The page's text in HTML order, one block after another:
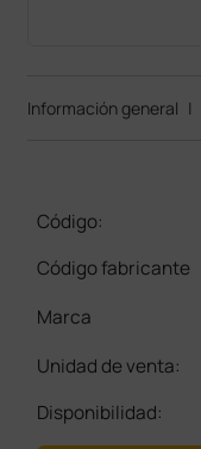
Información general |
Código:
Código fabricante
Marca
Unidad de venta:
Disponibilidad: